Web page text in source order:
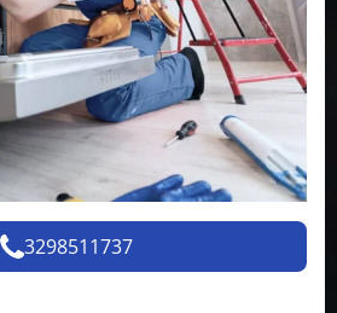
3298511737